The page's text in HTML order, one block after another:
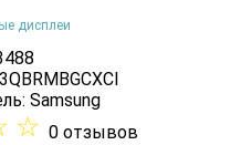
дисплеи
Samsung
☆ 0 отзывов